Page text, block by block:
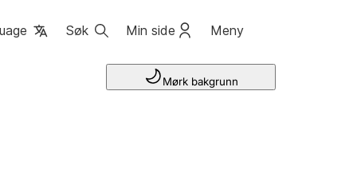
Søk Min side Meny
Mørk bakgrunn